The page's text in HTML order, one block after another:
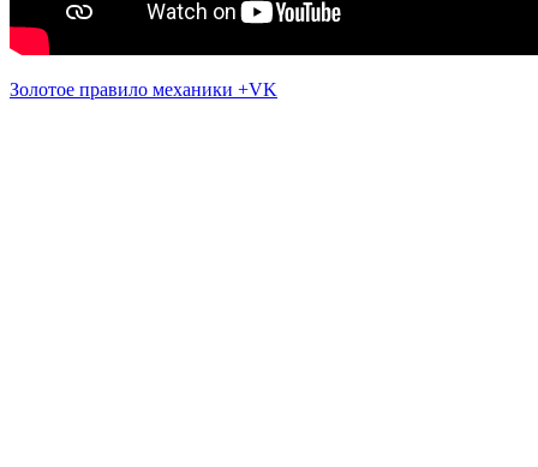
Золотое правило механики +VK